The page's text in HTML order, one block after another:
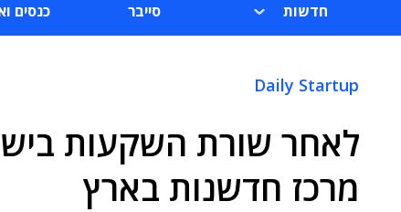
חדשות סייבר כנסים
Daily Startup
מרכז חדשנות בארץ